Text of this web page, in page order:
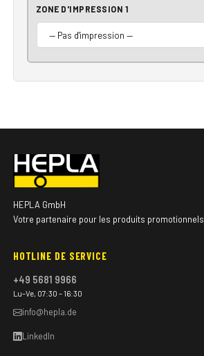
ZONE D'IMPRESSION 1
HEPLA GmbH
Votre partenaire pour les produits promotionnels
HOTLINE DE SERVICE
+49 5681 9966
Lu–Ve, 07:30 – 16:30
info@hepla.de
LinkedIn